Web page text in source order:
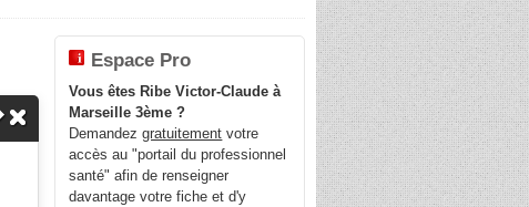
Espace Pro
Vous êtes Ribe Victor-Claude à
Marseille 3ème ?
Demandezgratuitement votre
accès au "portail du professionnel
santé" afin de renseigner
davantage votre fiche et d'y